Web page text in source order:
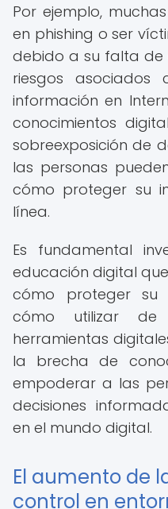
Por ejemplo,
en phishing o ser
debido a su falta de
riesgos asociados
información en
conocimientos
sobreexposición de
las personas
cómo proteger su
línea.
Es fundamental
educación digital
cómo proteger
cómo utilizar de
herramientas
la brecha de
empoderar a las
decisiones
en el mundo digital.
El aumento de
control en